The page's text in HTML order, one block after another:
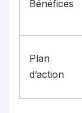
Bénéfices
Plan
d’action